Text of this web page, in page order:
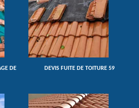
DE
DEVIS FUITE DE TOITURE 59